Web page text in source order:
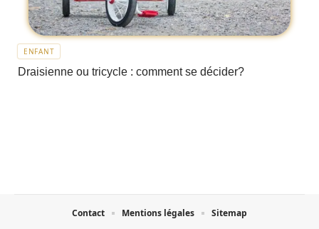
ENFANT
Draisienne ou tricycle : comment se décider?
Contact Mentions légales Sitemap